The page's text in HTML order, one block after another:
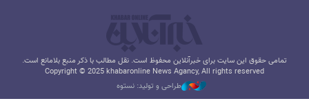
تمامی حقوق این سایت برای خبرآنلاین محفوظ است. نقل مطالب با ذکر منبع بلامانع است.
Copyright © 2025 khabaronline News Agancy, All rights reserved
طراحی و تولید: نستوه